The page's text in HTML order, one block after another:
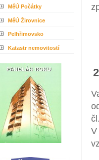
MěÚ Počátky
MěÚ Žirovnice
Pelhřimovsko
Katastr nemovitostí
V